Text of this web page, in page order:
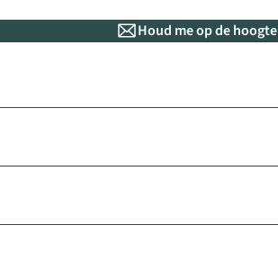
Houd me op de hoogte